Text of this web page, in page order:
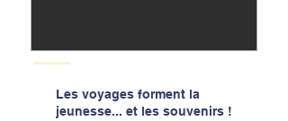
Les voyages forment la
jeunesse... et les souvenirs !